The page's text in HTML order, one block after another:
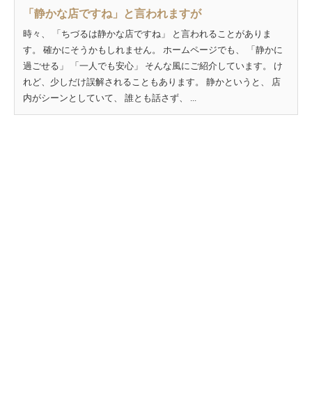
「静かな店ですね」と言われますが
時々、 「ちづるは静かな店ですね」 と言われることがありま
す。 確かにそうかもしれません。 ホームページでも、 「静かに
過ごせる」 「一人でも安心」 そんな風にご紹介しています。 け
れど、少しだけ誤解されることもあります。 静かというと、 店
内がシーンとしていて、 誰とも話さず、 ...